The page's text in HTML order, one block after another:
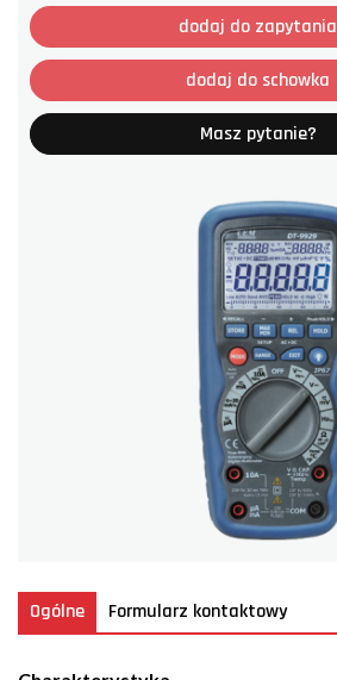
dodaj do zapytania
dodaj do schowka
Masz pytanie?
Ogólne Formularz kontaktowy